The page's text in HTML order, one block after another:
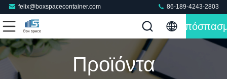
felix@boxspacecontainer.com 86-189-4243-2803
Προϊόντα